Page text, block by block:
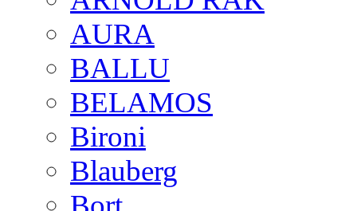
AURA
BALLU
BELAMOS
Bironi
Blauberg